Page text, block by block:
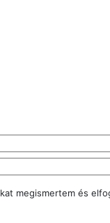
megismertem és